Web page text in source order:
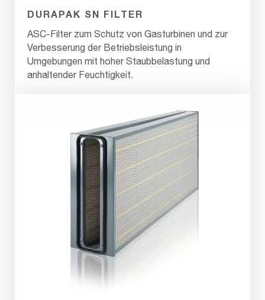
DURAPAK SN FILTER
ASC-Filter zum Schutz von Gasturbinen und zur
Verbesserung der Betriebsleistung in
Umgebungen mit hoher Staubbelastung und
anhaltender Feuchtigkeit.